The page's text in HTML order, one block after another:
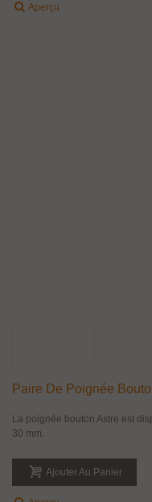
Aperçu
Paire De Poignée
La poignée bouton Astre est
30 mm.
Ajouter Au Panier